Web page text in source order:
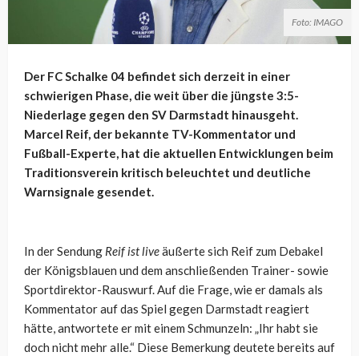
Foto: IMAGO
Der FC Schalke 04 befindet sich derzeit in einer
schwierigen Phase, die weit über die jüngste 3:5-
Niederlage gegen den SV Darmstadt hinausgeht.
Marcel Reif, der bekannte TV-Kommentator und
Fußball-Experte, hat die aktuellen Entwicklungen beim
Traditionsverein kritisch beleuchtet und deutliche
Warnsignale gesendet.
In der Sendung Reif ist liveäußerte sich Reif zum Debakel
der Königsblauen und dem anschließenden Trainer- sowie
Sportdirektor-Rauswurf. Auf die Frage, wie er damals als
Kommentator auf das Spiel gegen Darmstadt reagiert
hätte, antwortete er mit einem Schmunzeln: „Ihr habt sie
doch nicht mehr alle.“ Diese Bemerkung deutete bereits auf